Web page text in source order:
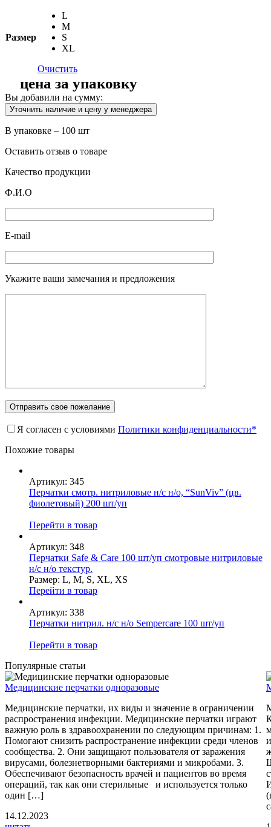
Размер
L
M
S
XL
Очистить
цена за упаковку
Вы добавили на сумму:
Уточнить наличие и цену у менеджера
В упаковке – 100 шт
Оставить отзыв о товаре
Качество продукции
Ф.И.О
E-mail
Укажите ваши замечания и предложения
Я согласен с условиями Политики конфиденциальности*
Похожие товары
Артикул: 345
Перчатки смотр. нитриловые н/с н/о, “SunViv” (цв.
фиолетовый) 200 шт/уп
Перейти в товар
Артикул: 348
Перчатки Safe & Care 100 шт/уп смотровые нитриловые
н/с н/о текстур.
Размер: L, M, S, XL, XS
Перейти в товар
Артикул: 338
Перчатки нитрил. н/с н/о Sempercare 100 шт/уп
Перейти в товар
Популярные статьи
Медицинские перчатки одноразовые
Медицинские перчатки, их виды и значение в ограничении
распространения инфекции. Медицинские перчатки играют
важную роль в здравоохранении по следующим причинам: 1.
Помогают снизить распространение инфекции среди членов
сообщества. 2. Они защищают пользователя от заражения
вирусами, болезнетворными бактериями и микробами. 3.
Обеспечивают безопасность врачей и пациентов во время
операций, так как они стерильные и используется только
один […]
14.12.2023